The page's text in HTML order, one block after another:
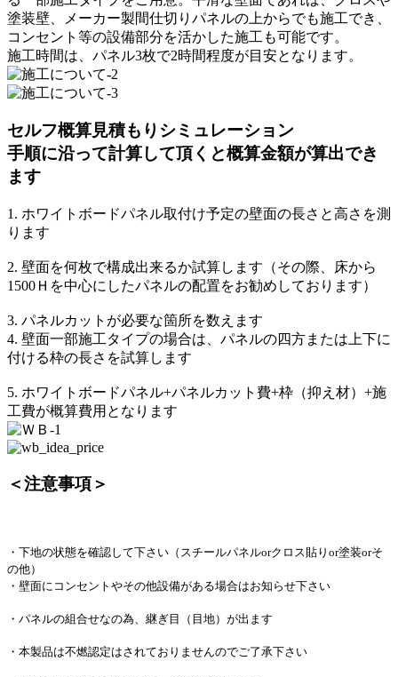
塗装壁、メーカー製間仕切りパネルの上からでも施工でき、
コンセント等の設備部分を活かした施工も可能です。
施工時間は、パネル3枚で2時間程度が目安となります。
セルフ概算見積もりシミュレーション
手順に沿って計算して頂くと概算金額が算出でき
ます
1. ホワイトボードパネル取付け予定の壁面の長さと高さを測
ります
2. 壁面を何枚で構成出来るか試算します（その際、床から
1500Ｈを中心にしたパネルの配置をお勧めしております）
3. パネルカットが必要な箇所を数えます
4. 壁面一部施工タイプの場合は、パネルの四方または上下に
付ける枠の長さを試算します
5. ホワイトボードパネル+パネルカット費+枠（抑え材）+施
工費が概算費用となります
＜注意事項＞
・下地の状態を確認して下さい（スチールパネルorクロス貼りor塗装orそ
の他）
・壁面にコンセントやその他設備がある場合はお知らせ下さい
・パネルの組合せなの為、継ぎ目（目地）が出ます
・本製品は不燃認定はされておりませんのでご了承下さい